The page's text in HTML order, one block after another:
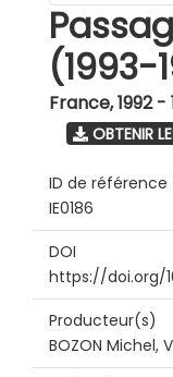
(1993-
France,1992 -
OBTENIR
ID de référence
IE0186
DOI
https://doi.org/
Producteur(s)
BOZON Michel,